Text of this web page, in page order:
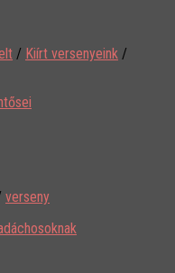
/ Kiírt versenyeink /
verseny